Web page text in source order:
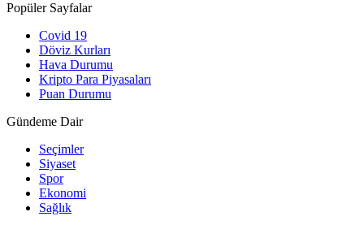
Popüler Sayfalar
Covid 19
Döviz Kurları
Hava Durumu
Kripto Para Piyasaları
Puan Durumu
Gündeme Dair
Seçimler
Siyaset
Spor
Ekonomi
Sağlık